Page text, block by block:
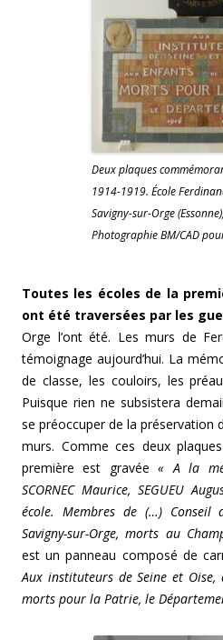
Deux plaques
1914-1919. École
Savigny-sur-Orge
Photographie BM/CAD
Toutes les écoles de la
ont été traversées par les
Orge l’ont été. Les murs de
témoignage aujourd’hui. La
de classe, les couloirs, les
Puisque rien ne subsistera
se préoccuper de la préservation
murs. Comme ces deux
première est gravée« A la
SCORNEC Maurice, SEGUEU
école. Membres de (…) Conseil
Savigny-sur-Orge, morts au
est un panneau composé de
Aux instituteurs de Seine et
morts pour la Patrie, le